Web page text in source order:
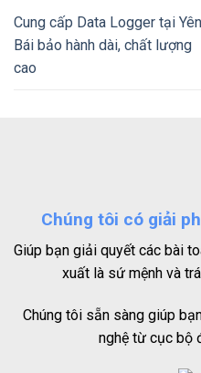
Cung cấp Data Logger tại Yên
Bái bảo hành dài, chất lượng
cao
Chúng tôi có giải
Giúp bạn giải quyết các bài
xuất là sứ mệnh và
Chúng tôi sẵn sàng giúp
nghệ từ cục bộ